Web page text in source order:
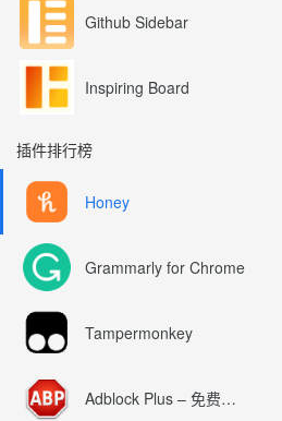
Github Sidebar
Inspiring Board
插件排行榜
Honey
Grammarly for Chrome
Tampermonkey
Adblock Plus – 免费的广告拦截器